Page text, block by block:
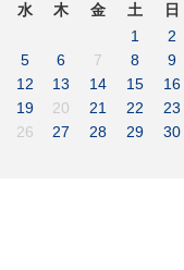
水 木 金 土
日
1
2
5 6 7 8
9
12 13 14 15
16
19 20 21 22
23
26 27 28 29
30